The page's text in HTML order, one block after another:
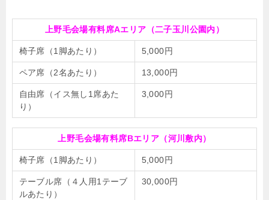
上野毛会場有料席Aエリア（二子玉川公園内）
椅子席（1脚あたり） 5,000円
ペア席（2名あたり） 13,000円
自由席（イス無し1席あた
り）
3,000円
上野毛会場有料席Bエリア（河川敷内）
椅子席（1脚あたり） 5,000円
テーブル席（４人用1テーブ
ルあたり）
30,000円